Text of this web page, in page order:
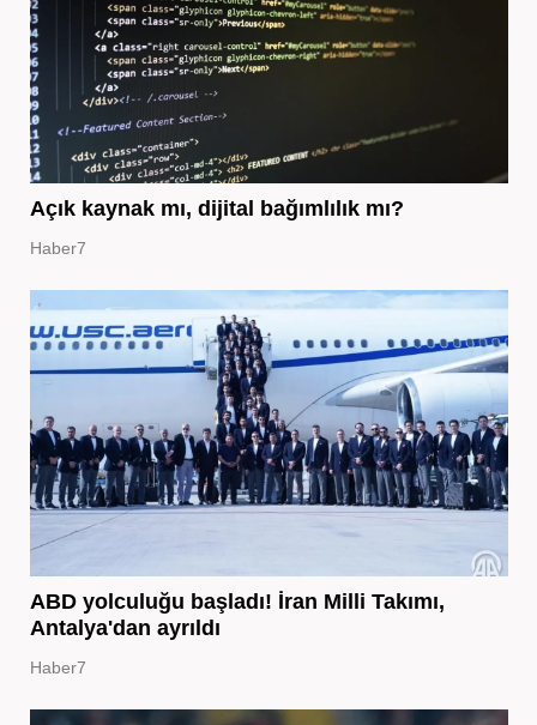
Açık kaynak mı, dijital bağımlılık mı?
Haber7
ABD yolculuğu başladı! İran Milli Takımı,
Antalya'dan ayrıldı
Haber7